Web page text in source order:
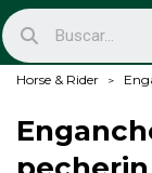
Horse & Rider